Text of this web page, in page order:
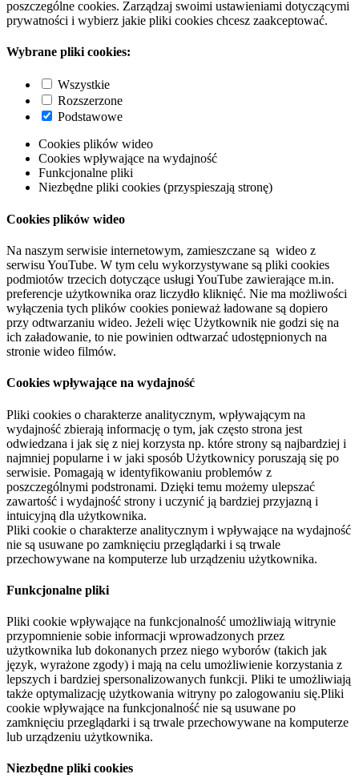
poszczególne cookies. Zarządzaj swoimi ustawieniami dotyczącymi
prywatności i wybierz jakie pliki cookies chcesz zaakceptować.
Wybrane pliki cookies:
Wszystkie
Rozszerzone
Podstawowe
Cookies plików wideo
Cookies wpływające na wydajność
Funkcjonalne pliki
Niezbędne pliki cookies (przyspieszają stronę)
Cookies plików wideo
Na naszym serwisie internetowym, zamieszczane są wideo z
serwisu YouTube. W tym celu wykorzystywane są pliki cookies
podmiotów trzecich dotyczące usługi YouTube zawierające m.in.
preferencje użytkownika oraz liczydło kliknięć. Nie ma możliwości
wyłączenia tych plików cookies ponieważ ładowane są dopiero
przy odtwarzaniu wideo. Jeżeli więc Użytkownik nie godzi się na
ich załadowanie, to nie powinien odtwarzać udostępnionych na
stronie wideo filmów.
Cookies wpływające na wydajność
Pliki cookies o charakterze analitycznym, wpływającym na
wydajność zbierają informację o tym, jak często strona jest
odwiedzana i jak się z niej korzysta np. które strony są najbardziej i
najmniej popularne i w jaki sposób Użytkownicy poruszają się po
serwisie. Pomagają w identyfikowaniu problemów z
poszczególnymi podstronami. Dzięki temu możemy ulepszać
zawartość i wydajność strony i uczynić ją bardziej przyjazną i
intuicyjną dla użytkownika.
Pliki cookie o charakterze analitycznym i wpływające na wydajność
nie są usuwane po zamknięciu przeglądarki i są trwale
przechowywane na komputerze lub urządzeniu użytkownika.
Funkcjonalne pliki
Pliki cookie wpływające na funkcjonalność umożliwiają witrynie
przypomnienie sobie informacji wprowadzonych przez
użytkownika lub dokonanych przez niego wyborów (takich jak
język, wyrażone zgody) i mają na celu umożliwienie korzystania z
lepszych i bardziej spersonalizowanych funkcji. Pliki te umożliwiają
także optymalizację użytkowania witryny po zalogowaniu się.Pliki
cookie wpływające na funkcjonalność nie są usuwane po
zamknięciu przeglądarki i są trwale przechowywane na komputerze
lub urządzeniu użytkownika.
Niezbędne pliki cookies